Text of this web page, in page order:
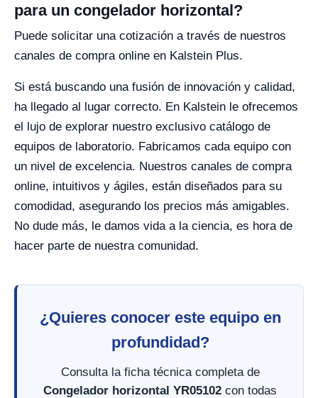
para un congelador horizontal?
Puede solicitar una cotización a través de nuestros
canales de compra online en Kalstein Plus.
Si está buscando una fusión de innovación y calidad,
ha llegado al lugar correcto. En Kalstein le ofrecemos
el lujo de explorar nuestro exclusivo catálogo de
equipos de laboratorio. Fabricamos cada equipo con
un nivel de excelencia. Nuestros canales de compra
online, intuitivos y ágiles, están diseñados para su
comodidad, asegurando los precios más amigables.
No dude más, le damos vida a la ciencia, es hora de
hacer parte de nuestra comunidad.
¿Quieres conocer este equipo en
profundidad?
Consulta la ficha técnica completa de
Congelador horizontal YR05102 con todas